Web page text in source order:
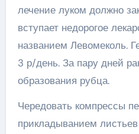
лечение луком должно
вступает недорогое
названием Левомеколь.
3 р/день. За пару дней
образования рубца.
Чередовать компрессы
прикладыванием